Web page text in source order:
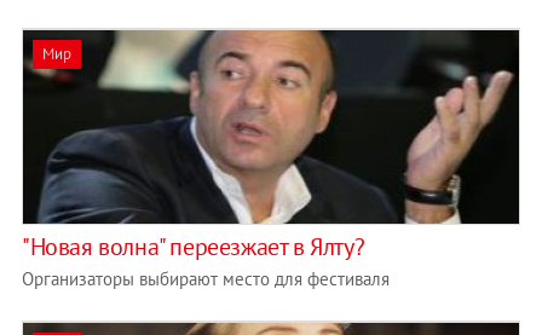
Мир
"Новая волна" переезжает в Ялту?
Организаторы выбирают место для фестиваля